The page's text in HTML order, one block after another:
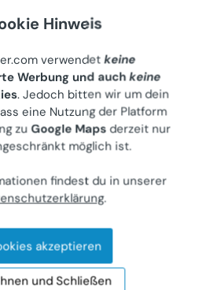
plus Balkon in Bad
Bj 1974, 1. Stock
Jormannsdorfer Straße 38
Hinweis
verwendetkeine
Werbung und auchkeine
. Jedoch bitten wir um dein
eine Nutzung der Platform
zuGoogle Maps derzeit nur
möglich ist.
findest du in unserer
.
akzeptieren
und Schließen